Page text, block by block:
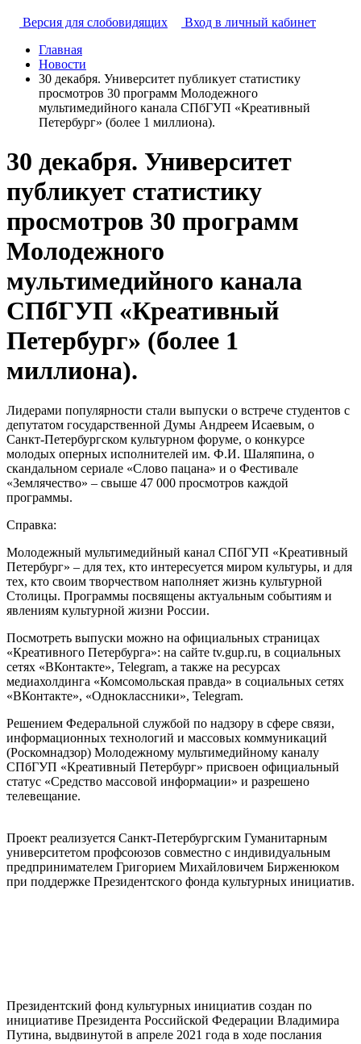
Версия для слобовидящих
Вход в личный кабинет
Главная
Новости
30 декабря. Университет публикует статистику
просмотров 30 программ Молодежного
мультимедийного канала СПбГУП «Креативный
Петербург» (более 1 миллиона).
30 декабря. Университет
публикует статистику
просмотров 30 программ
Молодежного
мультимедийного канала
СПбГУП «Креативный
Петербург» (более 1
миллиона).
Лидерами популярности стали выпуски о встрече студентов с
депутатом государственной Думы Андреем Исаевым, о
Санкт-Петербургском культурном форуме, о конкурсе
молодых оперных исполнителей им. Ф.И. Шаляпина, о
скандальном сериале «Слово пацана» и о Фестивале
«Землячество» – свыше 47 000 просмотров каждой
программы.
Справка:
Молодежный мультимедийный канал СПбГУП «Креативный
Петербург» – для тех, кто интересуется миром культуры, и для
тех, кто своим творчеством наполняет жизнь культурной
Столицы. Программы посвящены актуальным событиям и
явлениям культурной жизни России.
Посмотреть выпуски можно на официальных страницах
«Креативного Петербурга»: на сайте tv.gup.ru, в социальных
сетях «ВКонтакте», Telegram, а также на ресурсах
медиахолдинга «Комсомольская правда» в социальных сетях
«ВКонтакте», «Одноклассники», Telegram.
Решением Федеральной службой по надзору в сфере связи,
информационных технологий и массовых коммуникаций
(Роскомнадзор) Молодежному мультимедийному каналу
СПбГУП «Креативный Петербург» присвоен официальный
статус «Средство массовой информации» и разрешено
телевещание.
Проект реализуется Санкт-Петербургским Гуманитарным
университетом профсоюзов совместно с индивидуальным
предпринимателем Григорием Михайловичем Бирженюком
при поддержке Президентского фонда культурных инициатив.
Президентский фонд культурных инициатив создан по
инициативе Президента Российской Федерации Владимира
Путина, выдвинутой в апреле 2021 года в ходе послания